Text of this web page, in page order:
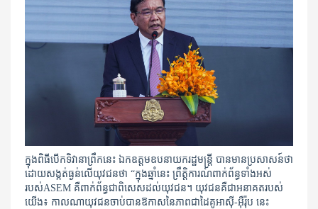
ក្នុងពិធីបើកទិវានាព្រឹកនេះ ឯកឧត្តមឧបនាយករដ្ឋមន្ត្រី បានមានប្រសាសន៍ថា
ដោយសង្កត់ធ្ងន់លើយុវជនថា “ក្នុងឆ្នាំនេះ ព្រឹត្តិការណ៍ពាក់ព័ន្ធទាំងអស់
របស់ASEM គឺពាក់ព័ន្ធជាពិសេសដល់យុវជន។ យុវជនគឺជាអនាគតរបស់
យើង៖ កាលណាយុវជនចាប់បានឱកាសនៃភាពជាដៃគូអាស៊ី-អ៊ឺរ៉ុប នេះ